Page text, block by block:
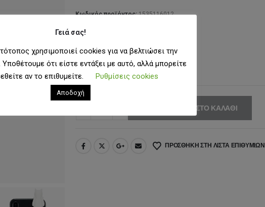
Κωδικός προϊόντος:1535116012
Κατηγορία:
ΜΈΓΕΘΟΣ OS
ΠΡΟΣΘΉΚΗ ΣΤΟ ΚΑΛΆΘΙ
ΠΡΟΣΘΉΚΗ ΣΤΗ ΛΊΣΤΑ ΕΠΙΘΥΜΙΏΝ
Γειά σας!
χρησιμοποιεί cookies για να βελτιώσει την
Υποθέτουμε ότι είστε εντάξει με αυτό, αλλά μπορείτε
αν το επιθυμείτε.
Ρυθμίσεις cookies
Αποδοχή